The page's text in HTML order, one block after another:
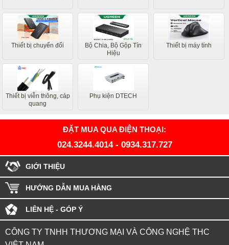
Thiết bị chuyển đổi
Bộ Chia, Bộ Gộp Tín
Hiệu
Thiết bị máy tính
Thiết bị viễn thông, cáp
quang
Phụ kiện DTECH
ĐẶT MUA QUA ĐIỆN THOẠI:
024.3244.4014- 0934.317.727
GIỚI THIỆU
HƯỚNG DẪN MUA HÀNG
LIÊN HỆ - GÓP Ý
CÔNG TY TNHH THƯƠNG MẠI VÀ CÔNG NGHỆ THC